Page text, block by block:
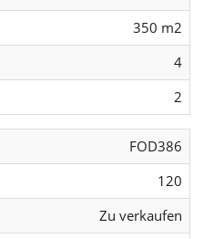
350 m2
4
2
FOD386
120
Zu verkaufen